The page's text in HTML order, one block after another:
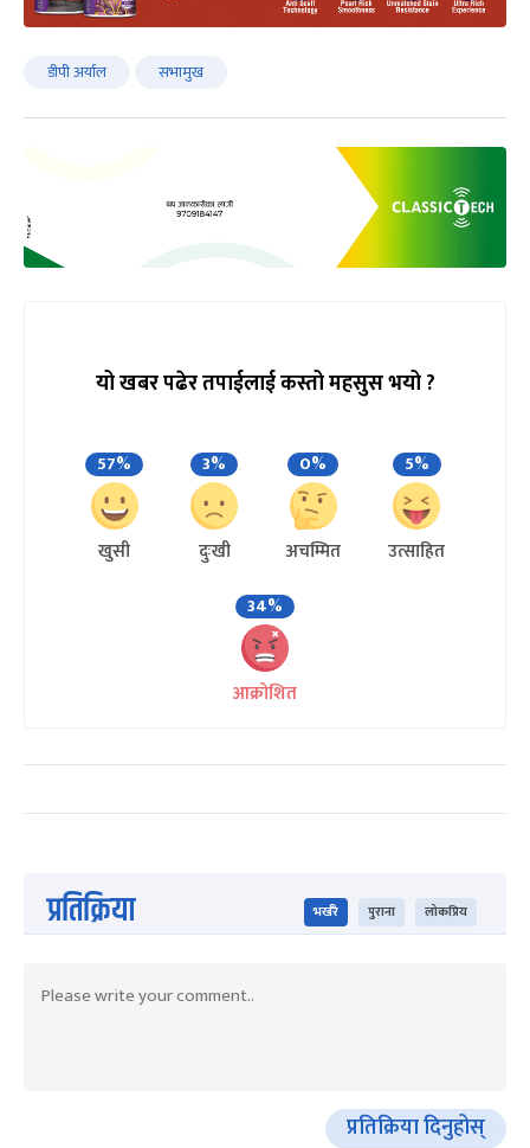
डीपी अर्याल सभामुख
यो खबर पढेर तपाईलाई कस्तो महसुस भयो ?
57%
खुसी
3%
दुःखी
0%
अचम्मित
5%
उत्साहित
34%
आक्रोशित
प्रतिक्रिया भर्खरै पुराना लोकप्रिय
प्रतिक्रिया दिनुहोस्